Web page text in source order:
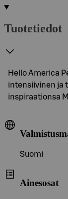
Tuotetiedot
Hello America
intensiivinen ja
inspiraationsa
Suomi
Ainesosat